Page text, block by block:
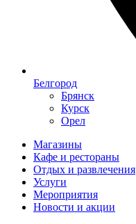
Белгород
Брянск
Курск
Орел
Магазины
Кафе и рестораны
Отдых и развлечения
Услуги
Мероприятия
Новости и акции